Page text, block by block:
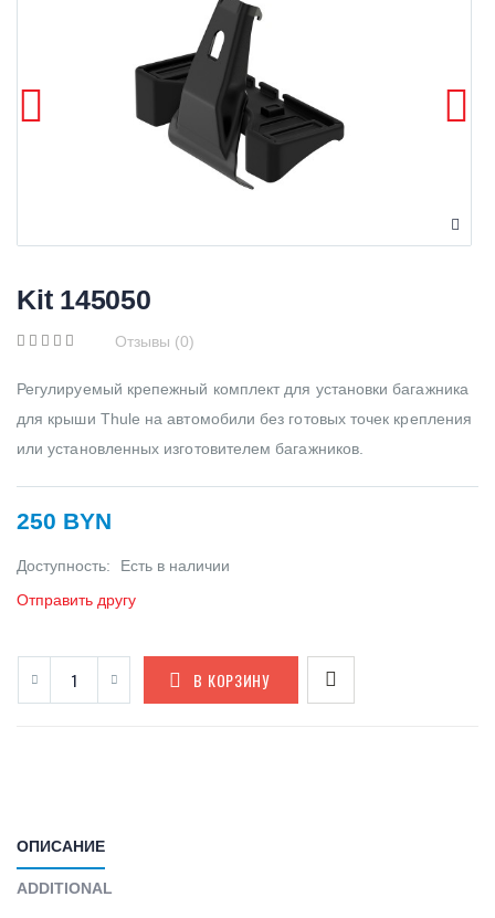
Kit 145050
Отзывы (0)
Регулируемый крепежный комплект для установки багажника
для крыши Thule на автомобили без готовых точек крепления
или установленных изготовителем багажников.
250 BYN
Доступность:
Есть в наличии
Отправить другу
В КОРЗИНУ
ОПИСАНИЕ
ADDITIONAL